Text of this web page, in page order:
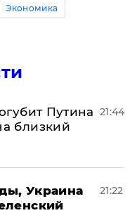
Экономика
Путина
близкий
21:44
Украина
21:22